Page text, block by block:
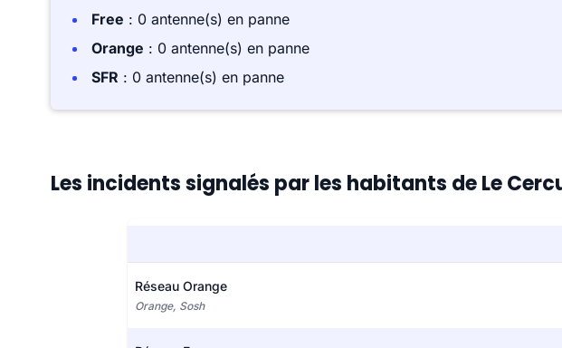
Free : 0 antenne(s) en panne
Orange : 0 antenne(s) en panne
SFR : 0 antenne(s) en panne
Les incidents signalés par les habitants de Le
Réseau Orange
Orange, Sosh